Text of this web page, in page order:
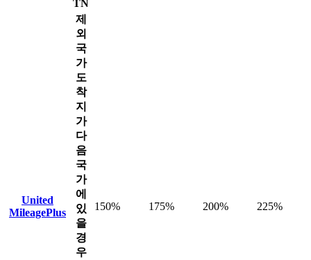
TN
United
MileagePlus
제
외
국
가
도
착
지
가
다
음
국
가
에
있
을
경
우
150% 175% 200% 225%